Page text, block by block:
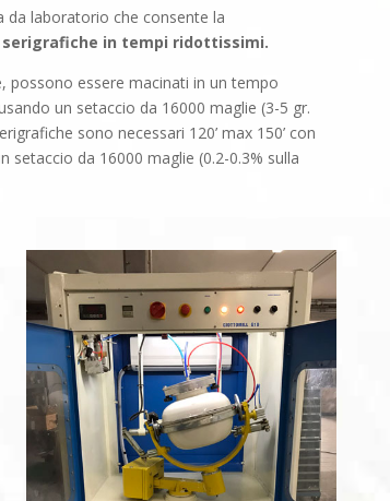
da laboratorio che consente la
in tempi ridottissimi.
possono essere macinati in un tempo
un setaccio da 16000 maglie (3-5 gr.
sono necessari 120’ max 150’ con
setaccio da 16000 maglie (0.2-0.3% sulla